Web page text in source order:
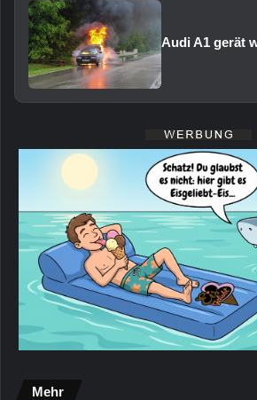
Mehr